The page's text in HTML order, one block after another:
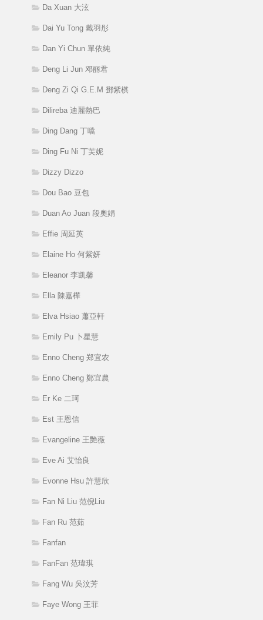
Da Xuan 大泫
Dai Yu Tong 戴羽彤
Dan Yi Chun 單依純
Deng Li Jun 邓丽君
Deng Zi Qi G.E.M 鄧紫棋
Dilireba 迪麗熱巴
Ding Dang 丁噹
Ding Fu Ni 丁芙妮
Dizzy Dizzo
Dou Bao 豆包
Duan Ao Juan 段奧娟
Effie 周延英
Elaine Ho 何紫妍
Eleanor 李凱馨
Ella 陳嘉樺
Elva Hsiao 蕭亞軒
Emily Pu 卜星慧
Enno Cheng 郑宜农
Enno Cheng 鄭宜農
Er Ke 二珂
Est 王恩信
Evangeline 王艷薇
Eve Ai 艾怡良
Evonne Hsu 許慧欣
Fan Ni Liu 范倪Liu
Fan Ru 范茹
Fanfan
FanFan 范瑋琪
Fang Wu 吳汶芳
Faye Wong 王菲